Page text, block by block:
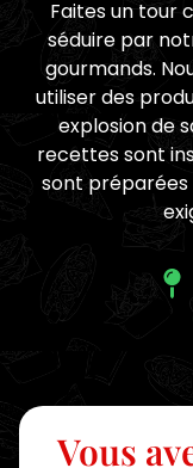
Faites un tour
séduire par
gourmands.
utiliser des
explosion de
recettes sont
sont préparées
Vous